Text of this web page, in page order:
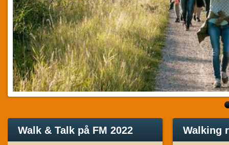
Walk & Talk på FM 2022 Walking